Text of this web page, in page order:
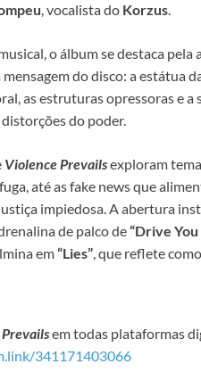
, vocalista do Korzus.
o álbum se destaca
do disco: a estátua
as estruturas opressoras e
do poder.
Violence Prevailsexploram
até as fake news que
impiedosa. A abertura
de palco de“Drive You
em“Lies”, que reflete
em todas plataformas
341171403066